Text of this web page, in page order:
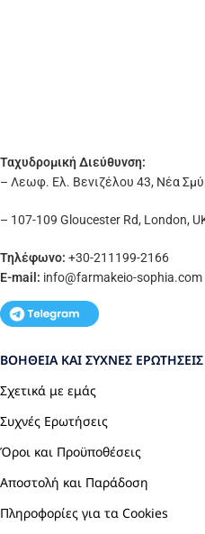
Ταχυδρομική Διεύθυνση:
– Λεωφ. Ελ. Βενιζέλου 43, Νέα
– 107-109 Gloucester Rd, London,
Τηλέφωνο: +30-211199-2166
E-mail: info@farmakeio-sophia.com
ΒΟΉΘΕΙΑ ΚΑΙ ΣΥΧΝΈΣ ΕΡΩΤΉΣΕΙΣ
Σχετικά με εμάς
Συχνές Ερωτήσεις
Όροι και Προϋποθέσεις
Αποστολή και Παράδοση
Πληροφορίες για τα Cookies